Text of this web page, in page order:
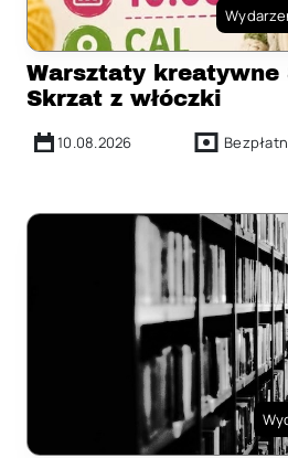
Warsztaty kreatywne
Skrzat z włóczki
10.08.2026